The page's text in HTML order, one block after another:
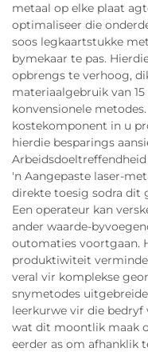
metaal op elke plaat
optimaliseer die
soos legkaartstukke
bymekaar te pas.
opbrengs te verhoog,
materiaalgebruik van
konvensionele
kostekomponent in u
hierdie besparings
'n Aangepaste laser-
direkte toesig sodra dit
Een operateur kan
ander waarde-
outomaties voortgaan.
produktiwiteit
veral vir komplekse
snymetodes
leerkurwe vir die
wat dit moontlik maak
eerder as om afhanklik